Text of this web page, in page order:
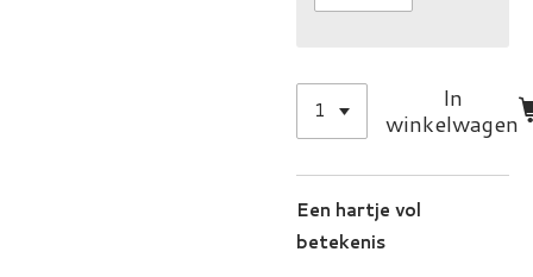
In
winkelwagen
Een hartje vol
betekenis